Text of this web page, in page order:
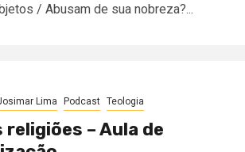
/ Abusam de sua nobreza?...
Lima Podcast Teologia
religiões – Aula de